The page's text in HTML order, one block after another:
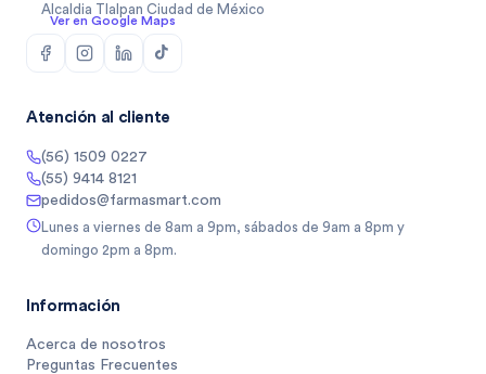
Alcaldia Tlalpan Ciudad de México
Ver en Google Maps
Atención al cliente
(56) 1509 0227
(55) 9414 8121
pedidos@farmasmart.com
Lunes a viernes de 8am a 9pm, sábados de 9am a 8pm y
domingo 2pm a 8pm.
Información
Acerca de nosotros
Preguntas Frecuentes